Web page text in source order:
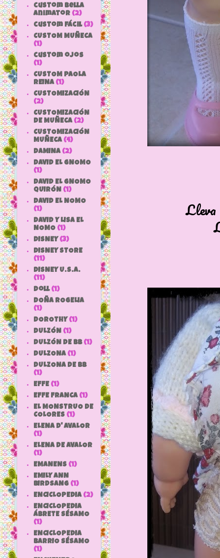
Lleva
custom bella
animator (2)
custom fácil (3)
CUSTOM MUÑECA
(1)
custom ojos
(1)
CUSTOM PAOLA
REINA (1)
CUSTOMIZACIÓN
(2)
CUSTOMIZACIÓN
DE MUÑECA (2)
CUSTOMIZACIÓN
MUÑECA (4)
DAMINA (2)
DAVID EL GNOMO
(1)
DAVID EL GNOMO
QUIRÓN (1)
DAVID EL NOMO
(1)
DAVID Y LISA EL
NOMO (1)
DISNEY (3)
DISNEY STORE
(11)
DISNEY U.S.A.
(11)
doll (1)
DOÑA ROGELIA
(1)
DOROTHY (1)
DULZÓN (1)
DULZÓN DE BB (1)
DULZONA (1)
DULZONA DE BB
(1)
EFFE (1)
EFFE FRANCA (1)
EL MONSTRUO DE
COLORES (1)
ELENA D' AVALOR
(1)
ELENA DE AVALOR
(1)
EMANENS (1)
EMILY ANN
BIRDSANG (1)
ENCICLOPEDIA (2)
ENCICLOPEDIA
ÁBRETE SÉSAMO
(1)
ENCICLOPEDIA
BARRIO SÉSAMO
(1)